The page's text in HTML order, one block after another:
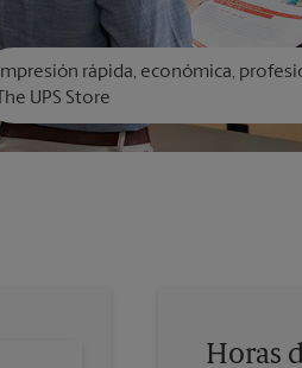
Impresión rápida, económica,
The UPS Store
Horas